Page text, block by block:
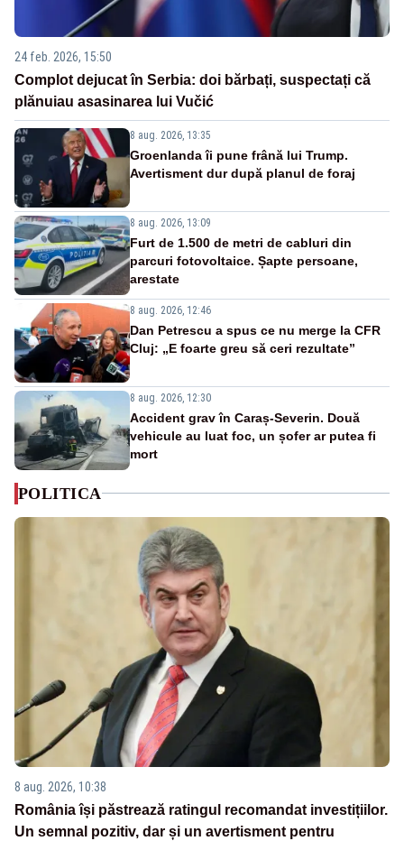
24 feb. 2026, 15:50
Complot dejucat în Serbia: doi bărbați, suspectați că
plănuiau asasinarea lui Vučić
8 aug. 2026, 13:35
Groenlanda îi pune frână lui Trump.
Avertisment dur după planul de foraj
8 aug. 2026, 13:09
Furt de 1.500 de metri de cabluri din
parcuri fotovoltaice. Șapte persoane,
arestate
8 aug. 2026, 12:46
Dan Petrescu a spus ce nu merge la CFR
Cluj: „E foarte greu să ceri rezultate”
8 aug. 2026, 12:30
Accident grav în Caraș-Severin. Două
vehicule au luat foc, un șofer ar putea fi
mort
POLITICA
8 aug. 2026, 10:38
România își păstrează ratingul recomandat investițiilor.
Un semnal pozitiv, dar și un avertisment pentru